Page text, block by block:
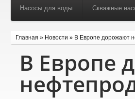
Насосы для воды Скважные
Главная » Новости » В Европе дорожают
В Европе